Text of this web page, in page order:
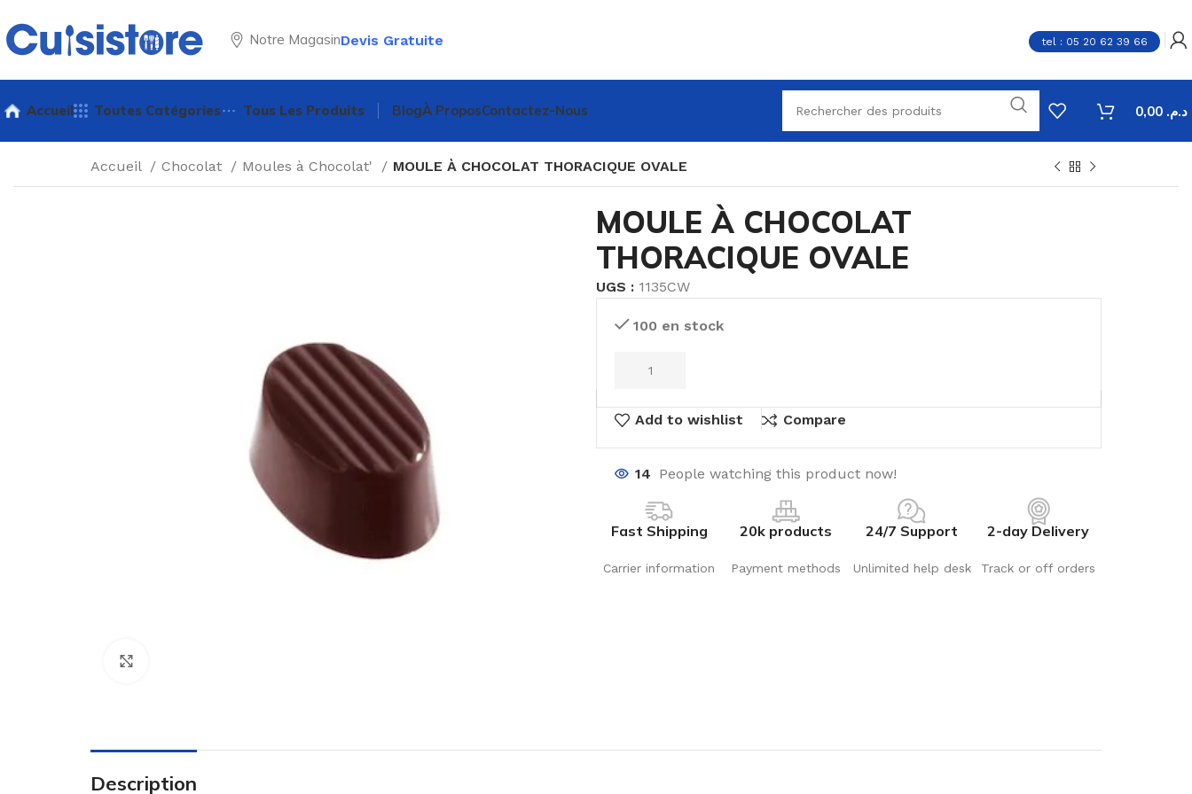
Notre MagasinDevis Gratuite tel : 05 20 62 39 66
Accueil Toutes Catégories Tous Les Produits BlogÀ ProposContactez-Nous د.م.
Accueil Chocolat Moules à Chocolat' MOULE À CHOCOLAT THORACIQUE OVALE
MOULE À CHOCOLAT
THORACIQUE OVALE
UGS : 1135CW
100 en stock
Add to wishlist Compare
14 People watching this product now!
Fast Shipping
Carrier information
20k products
Payment methods
24/7 Support
Unlimited help desk
2-day Delivery
Track or off orders
Description